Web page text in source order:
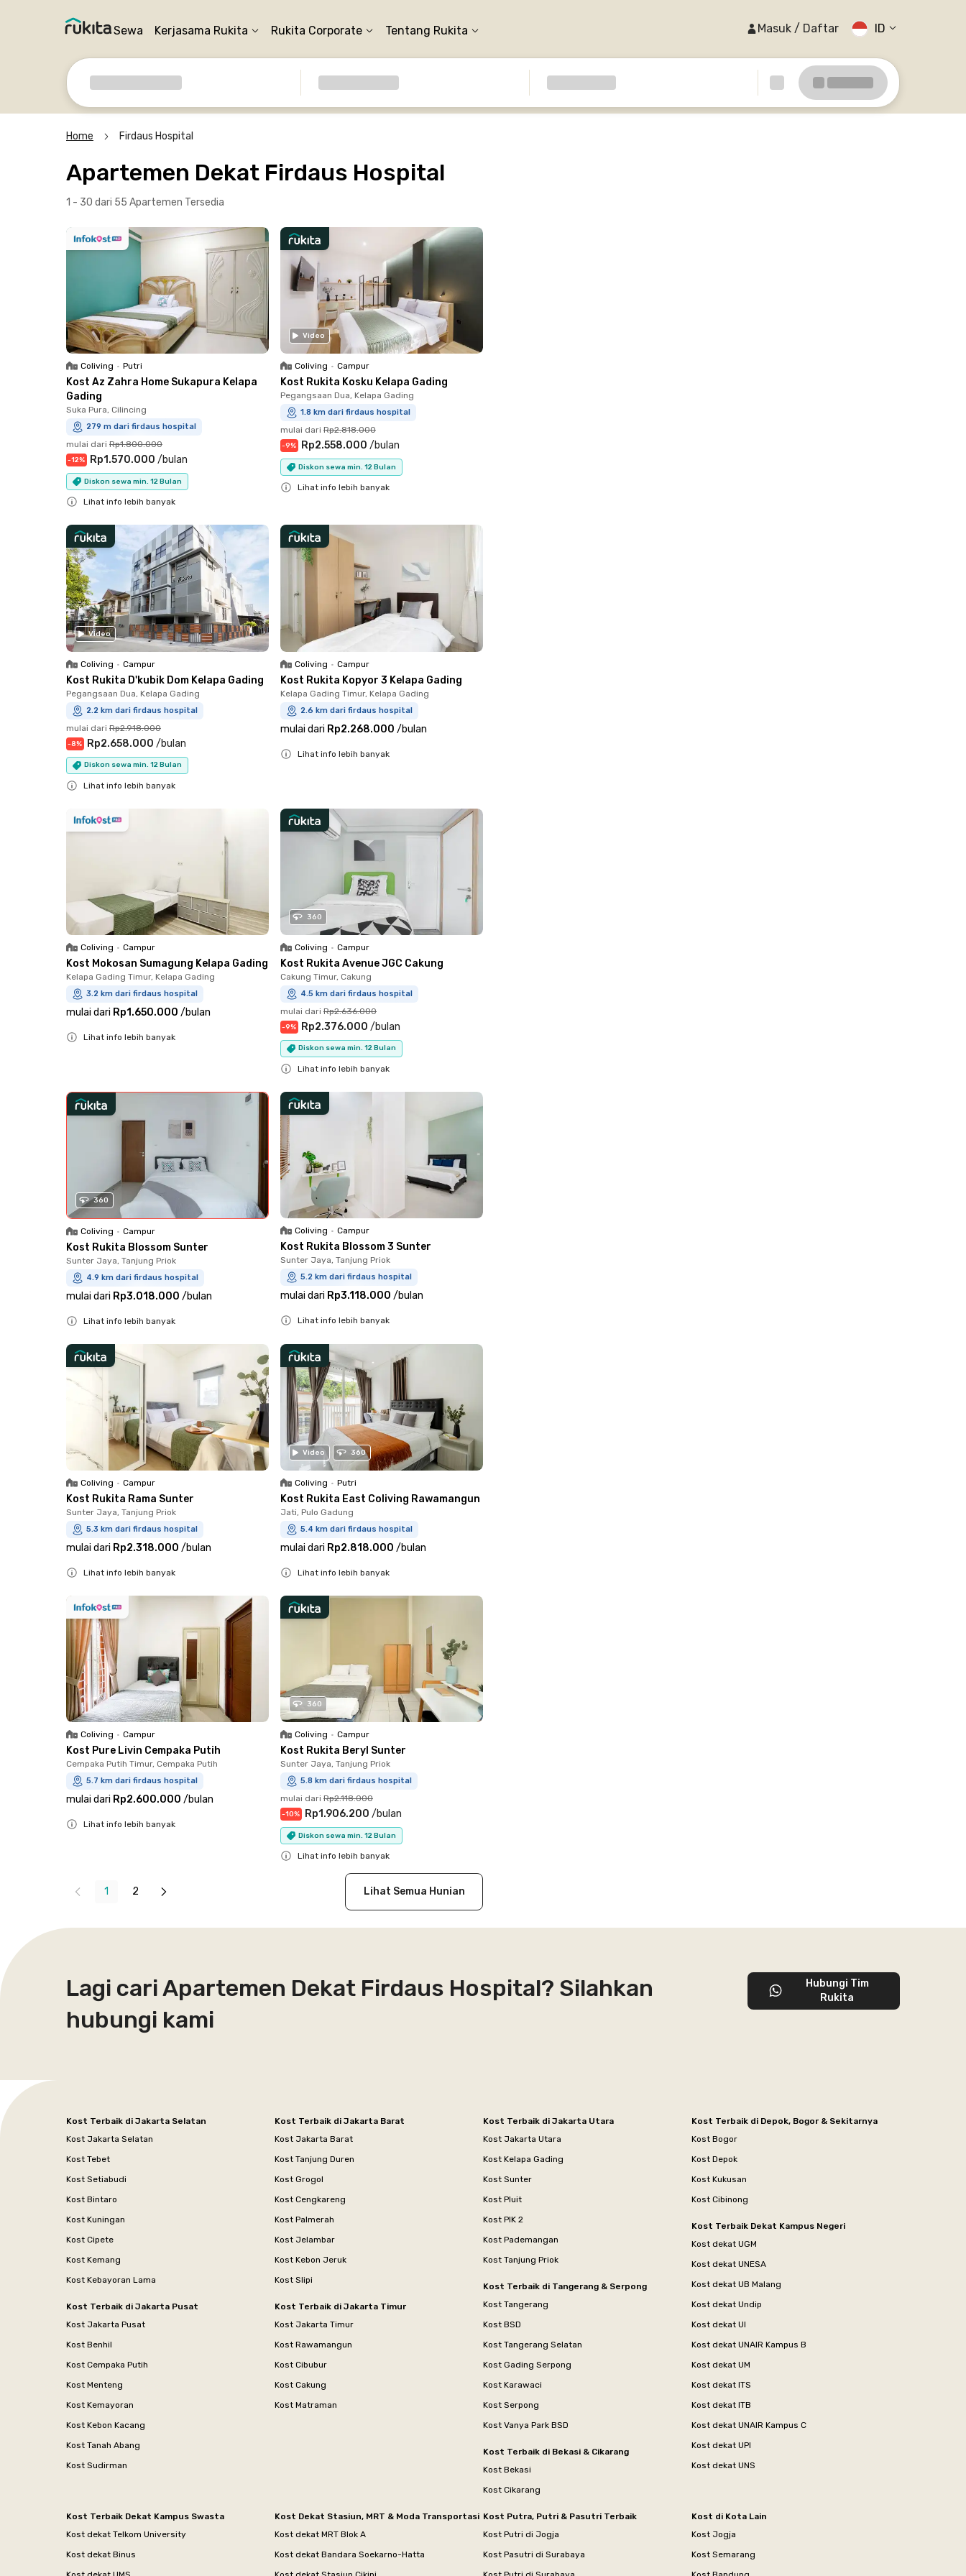
Sewa Kerjasama Rukita Rukita Corporate Tentang Rukita Masuk / Daftar ID
Home Firdaus Hospital
Apartemen Dekat Firdaus Hospital
1 - 30 dari 55 Apartemen Tersedia
Coliving • Putri
Kost Az Zahra Home Sukapura Kelapa
Gading
Suka Pura, Cilincing
279 m dari firdaus hospital
mulai dari Rp1.800.000
-12% Rp1.570.000 /bulan
Diskon sewa min. 12 Bulan
Lihat info lebih banyak
Video
Coliving • Campur
Kost Rukita Kosku Kelapa Gading
Pegangsaan Dua, Kelapa Gading
1.8 km dari firdaus hospital
mulai dari Rp2.818.000
-9% Rp2.558.000 /bulan
Diskon sewa min. 12 Bulan
Lihat info lebih banyak
Video
Coliving • Campur
Kost Rukita D'kubik Dom Kelapa Gading
Pegangsaan Dua, Kelapa Gading
2.2 km dari firdaus hospital
mulai dari Rp2.918.000
-8% Rp2.658.000 /bulan
Diskon sewa min. 12 Bulan
Lihat info lebih banyak
Coliving • Campur
Kost Rukita Kopyor 3 Kelapa Gading
Kelapa Gading Timur, Kelapa Gading
2.6 km dari firdaus hospital
mulai dari Rp2.268.000 /bulan
Lihat info lebih banyak
Coliving • Campur
Kost Mokosan Sumagung Kelapa Gading
Kelapa Gading Timur, Kelapa Gading
3.2 km dari firdaus hospital
mulai dari Rp1.650.000 /bulan
Lihat info lebih banyak
360
Coliving • Campur
Kost Rukita Avenue JGC Cakung
Cakung Timur, Cakung
4.5 km dari firdaus hospital
mulai dari Rp2.636.000
-9% Rp2.376.000 /bulan
Diskon sewa min. 12 Bulan
Lihat info lebih banyak
360
Coliving • Campur
Kost Rukita Blossom Sunter
Sunter Jaya, Tanjung Priok
4.9 km dari firdaus hospital
mulai dari Rp3.018.000 /bulan
Lihat info lebih banyak
Coliving • Campur
Kost Rukita Blossom 3 Sunter
Sunter Jaya, Tanjung Priok
5.2 km dari firdaus hospital
mulai dari Rp3.118.000 /bulan
Lihat info lebih banyak
Coliving • Campur
Kost Rukita Rama Sunter
Sunter Jaya, Tanjung Priok
5.3 km dari firdaus hospital
mulai dari Rp2.318.000 /bulan
Lihat info lebih banyak
Video 360
Coliving • Putri
Kost Rukita East Coliving Rawamangun
Jati, Pulo Gadung
5.4 km dari firdaus hospital
mulai dari Rp2.818.000 /bulan
Lihat info lebih banyak
Coliving • Campur
Kost Pure Livin Cempaka Putih
Cempaka Putih Timur, Cempaka Putih
5.7 km dari firdaus hospital
mulai dari Rp2.600.000 /bulan
Lihat info lebih banyak
360
Coliving • Campur
Kost Rukita Beryl Sunter
Sunter Jaya, Tanjung Priok
5.8 km dari firdaus hospital
mulai dari Rp2.118.000
-10% Rp1.906.200 /bulan
Diskon sewa min. 12 Bulan
Lihat info lebih banyak
1 2 Lihat Semua Hunian
Lagi cari Apartemen Dekat Firdaus Hospital? Silahkan
hubungi kami
Hubungi Tim
Rukita
Kost Terbaik di Jakarta Selatan
Kost Jakarta Selatan
Kost Tebet
Kost Setiabudi
Kost Bintaro
Kost Kuningan
Kost Cipete
Kost Kemang
Kost Kebayoran Lama
Kost Terbaik di Jakarta Pusat
Kost Jakarta Pusat
Kost Benhil
Kost Cempaka Putih
Kost Menteng
Kost Kemayoran
Kost Kebon Kacang
Kost Tanah Abang
Kost Sudirman
Kost Terbaik di Jakarta Barat
Kost Jakarta Barat
Kost Tanjung Duren
Kost Grogol
Kost Cengkareng
Kost Palmerah
Kost Jelambar
Kost Kebon Jeruk
Kost Slipi
Kost Terbaik di Jakarta Timur
Kost Jakarta Timur
Kost Rawamangun
Kost Cibubur
Kost Cakung
Kost Matraman
Kost Terbaik di Jakarta Utara
Kost Jakarta Utara
Kost Kelapa Gading
Kost Sunter
Kost Pluit
Kost PIK 2
Kost Pademangan
Kost Tanjung Priok
Kost Terbaik di Tangerang & Serpong
Kost Tangerang
Kost BSD
Kost Tangerang Selatan
Kost Gading Serpong
Kost Karawaci
Kost Serpong
Kost Vanya Park BSD
Kost Terbaik di Bekasi & Cikarang
Kost Bekasi
Kost Cikarang
Kost Terbaik di Depok, Bogor & Sekitarnya
Kost Bogor
Kost Depok
Kost Kukusan
Kost Cibinong
Kost Terbaik Dekat Kampus Negeri
Kost dekat UGM
Kost dekat UNESA
Kost dekat UB Malang
Kost dekat Undip
Kost dekat UI
Kost dekat UNAIR Kampus B
Kost dekat UM
Kost dekat ITS
Kost dekat ITB
Kost dekat UNAIR Kampus C
Kost dekat UPI
Kost dekat UNS
Kost Terbaik Dekat Kampus Swasta
Kost dekat Telkom University
Kost dekat Binus
Kost Dekat Stasiun, MRT & Moda Transportasi
Kost dekat MRT Blok A
Kost dekat Bandara Soekarno-Hatta
Kost Putra, Putri & Pasutri Terbaik
Kost Putri di Jogja
Kost Pasutri di Surabaya
Kost di Kota Lain
Kost Jogja
Kost Semarang